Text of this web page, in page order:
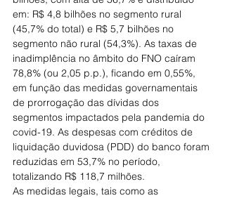
em: R$ 4,8 bilhões no segmento rural
(45,7% do total) e R$ 5,7 bilhões no
segmento não rural (54,3%). As taxas de
inadimplência no âmbito do FNO caíram
78,8% (ou 2,05 p.p.), ficando em 0,55%,
em função das medidas governamentais
de prorrogação das dívidas dos
segmentos impactados pela pandemia do
covid-19. As despesas com créditos de
liquidação duvidosa (PDD) do banco foram
reduzidas em 53,7% no período,
totalizando R$ 118,7 milhões.
As medidas legais, tais como as